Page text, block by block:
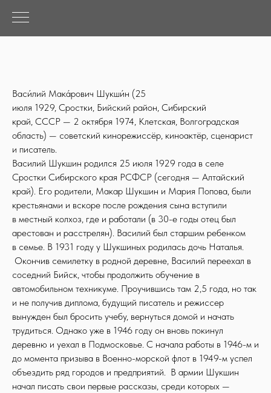
Васи́лий Мака́рович Шукши́н (25
июля 1929, Сростки, Бийский район, Сибирский
край, СССР — 2 октября 1974, Клетская, Волгоградская
область) — советский кинорежиссёр, киноактёр, сценарист
и писатель.
Василий Шукшин родился 25 июля 1929 года в селе
Сростки Сибирского края РСФСР (сегодня — Алтайский
край). Его родители, Макар Шукшин и Мария Попова, были
крестьянами и вскоре после рождения сына вступили
в местный колхоз, где и работали (в 30-е годы отец был
арестован и расстрелян). Василий был старшим ребенком
в семье. В 1931 году у Шукшиных родилась дочь Наталья.
Окончив семилетку в родной деревне, Василий переехал в
соседний Бийск, чтобы продолжить обучение в
автомобильном техникуме. Проучившись там 2,5 года, но так
и не получив диплома, будущий писатель и режиссер
вынужден был бросить учебу, вернуться домой и начать
трудиться. Однако уже в 1946 году он вновь покинул
деревню и уехал в Подмосковье. С начала работы в 1946-м и
до момента призыва в Военно-морской флот в 1949-м успел
объездить ряд городов и предприятий. В армии Шукшин
начал писать свои первые рассказы, среди которых —